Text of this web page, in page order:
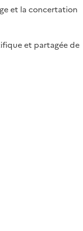
et la concertation
et partagée de